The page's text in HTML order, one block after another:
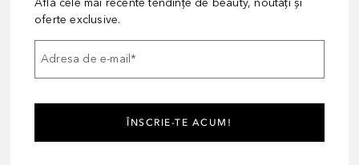
oferte exclusive.
Adresa de e-mail *
ÎNSCRIE-TE ACUM!